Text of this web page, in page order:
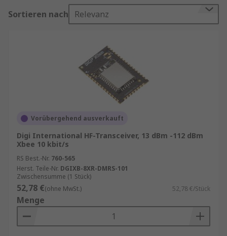
Modulen für Wireless Personal Area Networks,
darunter ZigBee-Module, XBee-Funkmodule und
verfügbare Produkte führender Hersteller mit
hoher Lagerverfügbarkeit und schneller
Lieferung. In unserermRatgeber WPAN
Sie mehr Informationen.
Bedeutung von WPAN
Ähnlich wie Bluetooth-Konnektivität, ist WPAN
persönlichen Arbeitsbereich eines Benutzers
miteinander verbunden sind, über ein drahtloses
Netzwerk verfügen. Ein WPAN kann in Gerten
eingesetzt werden, die eine drahtlose
Konnektivität innerhalb von 10 Metern
ermöglicht.
Sortieren nach Relevanz
Vorübergehend ausverkauft
Digi International HF-Transceiver, 13 dBm -112 dBm
Xbee 10 kbit/s
RS Best.-Nr. 760-565
Herst. Teile-Nr. DGIXB-8XR-DMRS-101
Zwischensumme (1 Stück)
52,78 €(ohne MwSt.) 52,78 €/Stück
Menge